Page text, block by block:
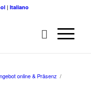
|Italiano
online & Präsenz /